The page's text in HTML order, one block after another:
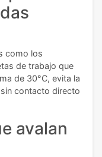
como los
de trabajo que
de 30°C, evita la
contacto directo
avalan